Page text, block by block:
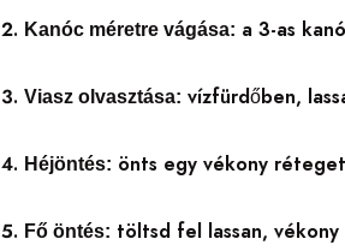
Kanóc méretre vágása: a 3-as
Viasz olvasztása: vízfürdőben,
Héjöntés: önts egy vékony
Fő öntés: töltsd fel lassan,